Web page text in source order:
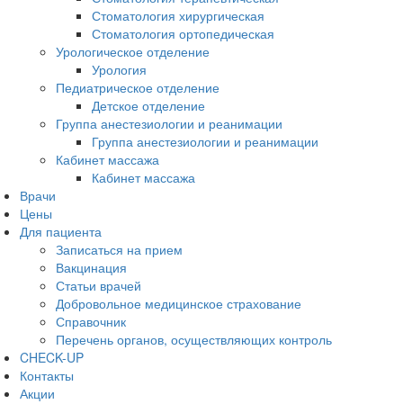
Стоматология хирургическая
Стоматология ортопедическая
Урологическое отделение
Урология
Педиатрическое отделение
Детское отделение
Группа анестезиологии и реанимации
Группа анестезиологии и реанимации
Кабинет массажа
Кабинет массажа
Врачи
Цены
Для пациента
Записаться на прием
Вакцинация
Статьи врачей
Добровольное медицинское страхование
Справочник
Перечень органов, осуществляющих контроль
CHECK-UP
Контакты
Акции